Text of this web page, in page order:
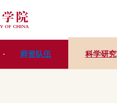
师资队伍 科学研究